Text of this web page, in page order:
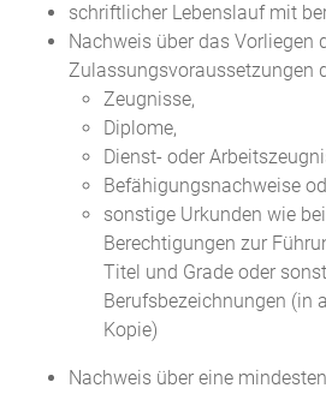
schriftlicher Lebenslauf mit
Nachweis über das Vorliegen
Zulassungsvoraussetzungen
Zeugnisse,
Diplome,
Dienst- oder
Befähigungsnachweise
sonstige Urkunden wie
Berechtigungen zur
Titel und Grade oder
Berufsbezeichnungen (in
Kopie)
Nachweis über eine